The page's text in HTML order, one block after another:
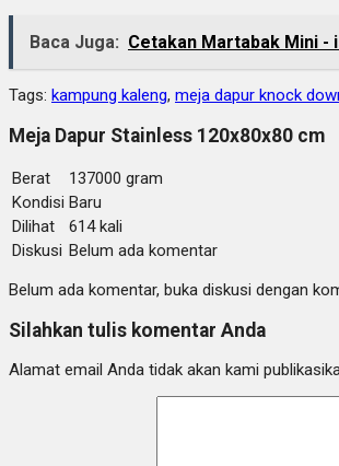
Baca Juga: Cetakan Martabak Mini -
Tags: kampung kaleng, meja dapur knock
Meja Dapur Stainless 120x80x80 cm
Berat
137000 gram
Kondisi Baru
Dilihat
614 kali
Diskusi Belum ada komentar
Belum ada komentar, buka diskusi dengan
Silahkan tulis komentar Anda
Alamat email Anda tidak akan kami